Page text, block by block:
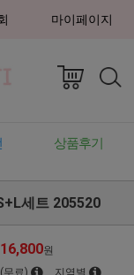
마이페이지
상품후기
세트 205520
16,800원
(무료) 지역별